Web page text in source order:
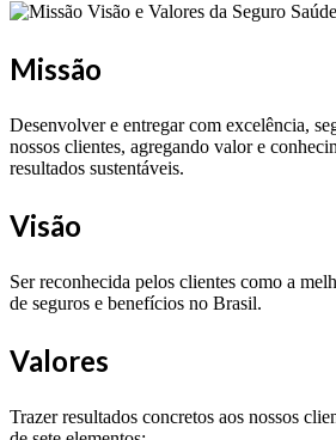
Missão
Desenvolver e entregar com excelência,
nossos clientes, agregando valor e
resultados sustentáveis.
Visão
Ser reconhecida pelos clientes como a
de seguros e benefícios no Brasil.
Valores
Trazer resultados concretos aos nossos